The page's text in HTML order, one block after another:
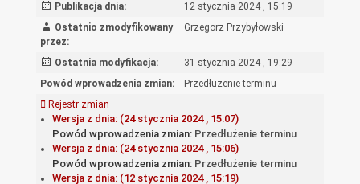
Publikacja dnia:
12 stycznia 2024 , 15:19
Ostatnio zmodyfikowany
przez:
Grzegorz Przybyłowski
Ostatnia modyfikacja:
31 stycznia 2024 , 19:29
Powód wprowadzenia zmian:
Przedłużenie terminu
Rejestr zmian
Wersja z dnia: (24 stycznia 2024 , 15:07)
Powód wprowadzenia zmian: Przedłużenie terminu
Wersja z dnia: (24 stycznia 2024 , 15:06)
Powód wprowadzenia zmian: Przedłużenie terminu
Wersja z dnia: (12 stycznia 2024 , 15:19)